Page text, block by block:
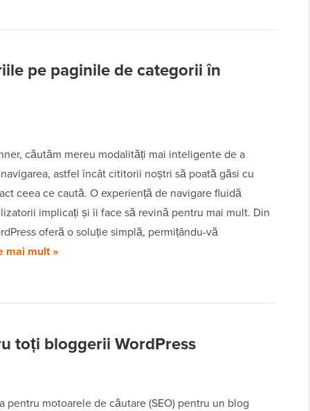
pe paginile de categorii în
căutăm mereu modalități mai inteligente de a
astfel încât cititorii noștri să poată găsi cu
ceea ce caută. O experiență de navigare fluidă
implicați și îi face să revină pentru mai mult. Din
oferă o soluție simplă, permițându-vă
mai mult »
toți bloggerii WordPress
pentru motoarele de căutare (SEO) pentru un blog